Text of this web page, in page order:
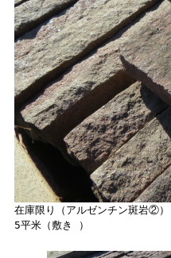
在庫限り（アルゼンチン斑岩②
5平米（敷き ）